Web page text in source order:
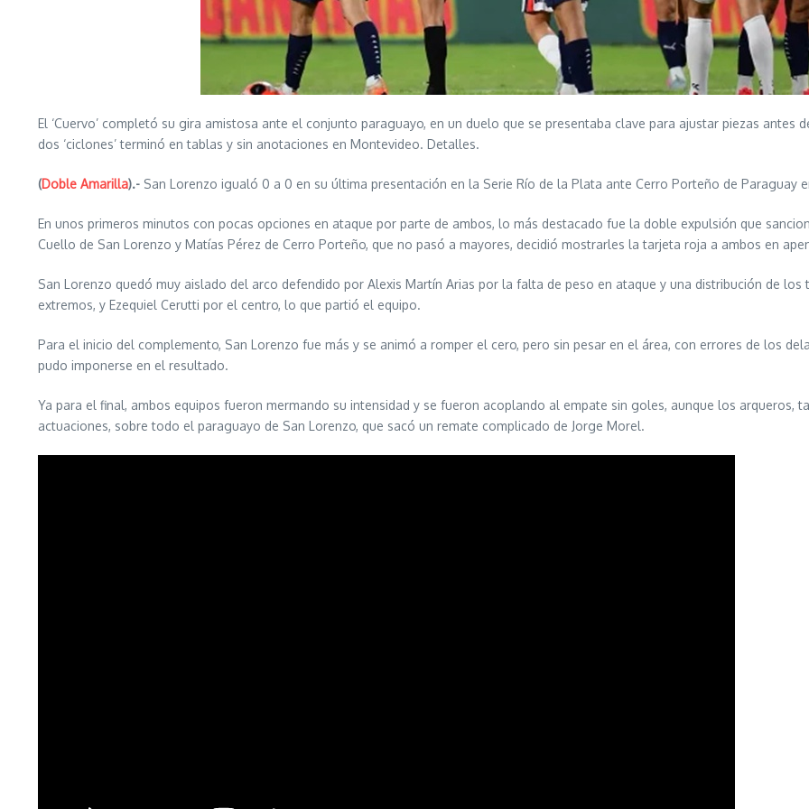
El ‘Cuervo’ completó su gira amistosa ante el conjunto paraguayo, en un duelo que se presentaba clave para ajustar piezas
dos ‘ciclones’ terminó en tablas y sin anotaciones en Montevideo. Detalles.
(Doble Amarilla).- San Lorenzo igualó 0 a 0 en su última presentación en la Serie Río de la Plata ante Cerro Porteño de Paraguay
En unos primeros minutos con pocas opciones en ataque por parte de ambos, lo más destacado fue la doble expulsión que
Cuello de San Lorenzo y Matías Pérez de Cerro Porteño, que no pasó a mayores, decidió mostrarles la tarjeta roja a ambos en
San Lorenzo quedó muy aislado del arco defendido por Alexis Martín Arias por la falta de peso en ataque y una distribución de
extremos, y Ezequiel Cerutti por el centro, lo que partió el equipo.
Para el inicio del complemento, San Lorenzo fue más y se animó a romper el cero, pero sin pesar en el área, con errores de los
pudo imponerse en el resultado.
Ya para el final, ambos equipos fueron mermando su intensidad y se fueron acoplando al empate sin goles, aunque los arqueros,
actuaciones, sobre todo el paraguayo de San Lorenzo, que sacó un remate complicado de Jorge Morel.